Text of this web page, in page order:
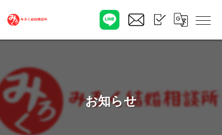
お知らせ